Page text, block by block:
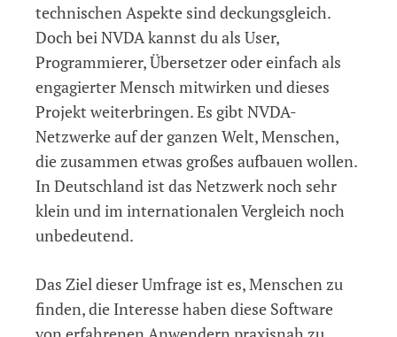
technischen Aspekte sind deckungsgleich.
Doch bei NVDA kannst du als User,
Programmierer, Übersetzer oder einfach als
engagierter Mensch mitwirken und dieses
Projekt weiterbringen. Es gibt NVDA-
Netzwerke auf der ganzen Welt, Menschen,
die zusammen etwas großes aufbauen wollen.
In Deutschland ist das Netzwerk noch sehr
klein und im internationalen Vergleich noch
unbedeutend.
Das Ziel dieser Umfrage ist es, Menschen zu
finden, die Interesse haben diese Software